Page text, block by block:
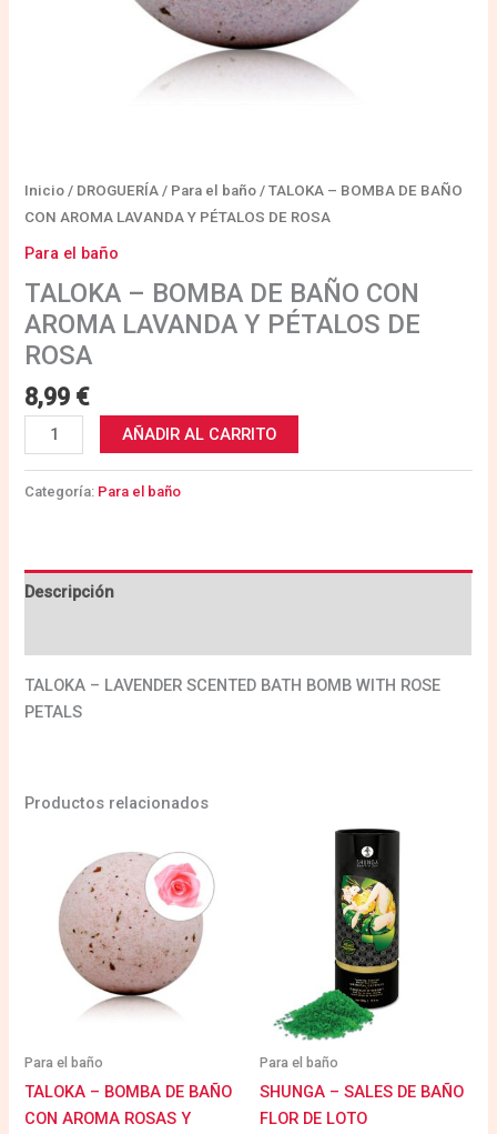
Inicio / DROGUERÍA / Para el baño / TALOKA – BOMBA DE BAÑO
CON AROMA LAVANDA Y PÉTALOS DE ROSA
Para el baño
TALOKA – BOMBA DE BAÑO CON
AROMA LAVANDA Y PÉTALOS DE
ROSA
8,99 €
AÑADIR AL CARRITO
Categoría: Para el baño
Descripción
TALOKA – LAVENDER SCENTED BATH BOMB WITH ROSE
PETALS
Productos relacionados
Para el baño
TALOKA – BOMBA DE BAÑO
CON AROMA ROSAS Y
Para el baño
SHUNGA – SALES DE BAÑO
FLOR DE LOTO